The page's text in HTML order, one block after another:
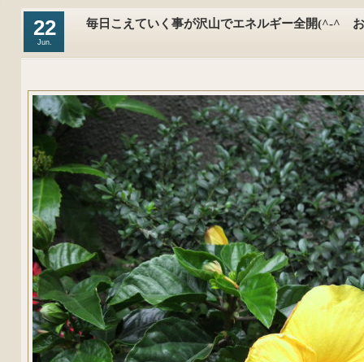
22
Jun.
毎日こえていく事が沢山でエネルギー全開(^-^ゞ